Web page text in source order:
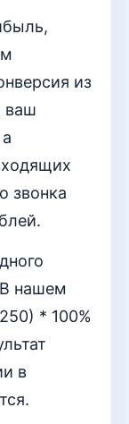
из
ваш
звонка
В нашем
* 100%
в